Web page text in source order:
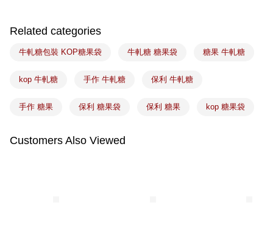
常溫宅配-(限重20kg以下)
NT$100/order | Free shipping on orders of NT$1,500 or more
付款後門市自取
Related categories
牛軋糖包裝 KOP糖果袋 牛軋糖 糖果袋 糖果 牛軋糖
kop 牛軋糖 手作 牛軋糖 保利 牛軋糖
手作 糖果 保利 糖果袋 保利 糖果 kop 糖果袋
Customers Also Viewed